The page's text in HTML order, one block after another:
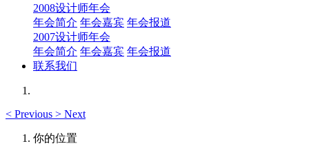
2008设计师年会
年会简介 年会嘉宾 年会报道
2007设计师年会
年会简介 年会嘉宾 年会报道
联系我们
< Previous > Next
你的位置